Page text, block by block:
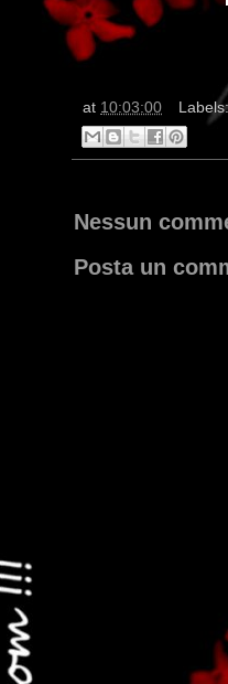
at 10:03:00
Nessun
Posta un